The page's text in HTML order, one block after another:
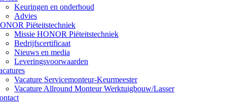
Keuringen en onderhoud
Advies
Piëteitstechniek
Missie HONOR Piëteitstechniek
Bedrijfscertificaat
Nieuws en media
Leveringsvoorwaarden
Vacature Servicemonteur-Keurmeester
Vacature Allround Monteur Werktuigbouw/Lasser